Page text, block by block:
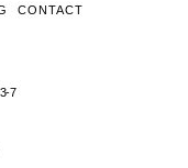
CONTACT
7